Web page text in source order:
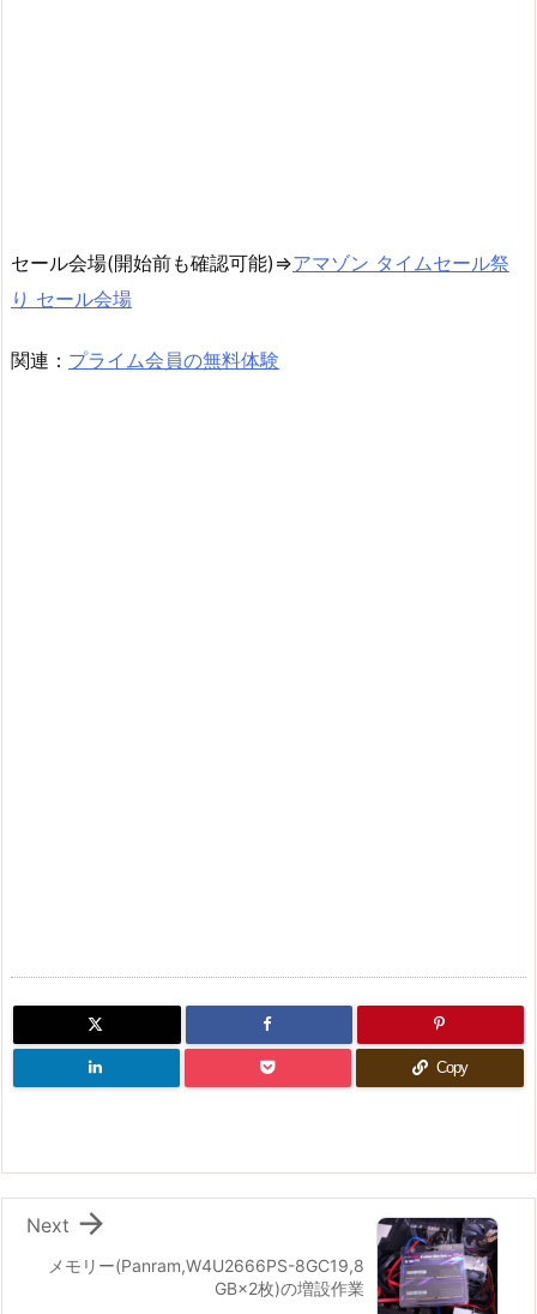
セール会場(開始前も確認可能)⇒アマゾン タイムセール祭
り セール会場
関連： プライム会員の無料体験
Copy
メモリー(Panram,W4U2666PS-8GC19,8
GB×2枚)の増設作業

Next